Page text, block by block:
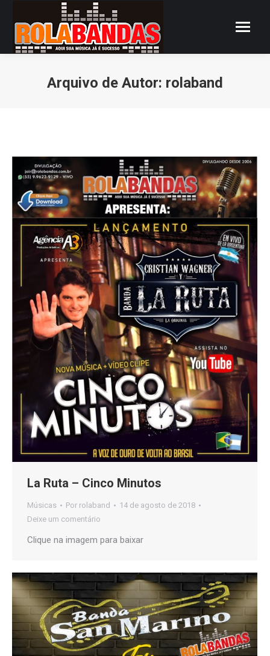
Arquivo de Autor: rolaband
La Ruta – Cinco Minutos
Músicas Por rolaband
14 de agosto de 2018
Deixe um comentário
Clique na imagem para baixar